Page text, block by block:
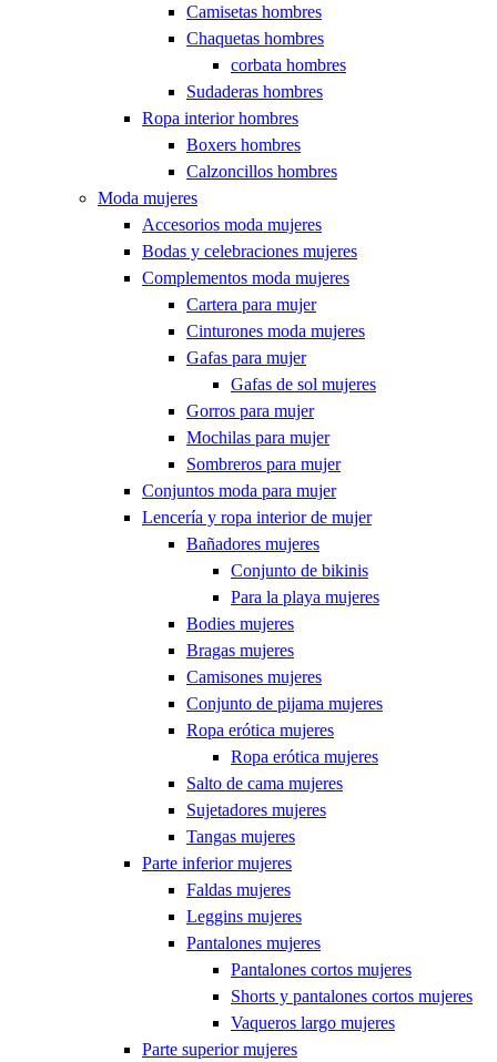
Camisetas hombres
Chaquetas hombres
corbata hombres
Sudaderas hombres
Ropa interior hombres
Boxers hombres
Calzoncillos hombres
Moda mujeres
Accesorios moda mujeres
Bodas y celebraciones mujeres
Complementos moda mujeres
Cartera para mujer
Cinturones moda mujeres
Gafas para mujer
Gafas de sol mujeres
Gorros para mujer
Mochilas para mujer
Sombreros para mujer
Conjuntos moda para mujer
Lencería y ropa interior de mujer
Bañadores mujeres
Conjunto de bikinis
Para la playa mujeres
Bodies mujeres
Bragas mujeres
Camisones mujeres
Conjunto de pijama mujeres
Ropa erótica mujeres
Ropa erótica mujeres
Salto de cama mujeres
Sujetadores mujeres
Tangas mujeres
Parte inferior mujeres
Faldas mujeres
Leggins mujeres
Pantalones mujeres
Pantalones cortos mujeres
Shorts y pantalones cortos mujeres
Vaqueros largo mujeres
Parte superior mujeres